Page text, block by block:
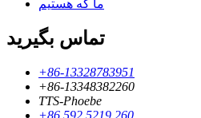
ما که هستیم
تماس بگیرید
+86-13328783951
+86-13348382260
TTS-Phoebe
+86 592 5219 260